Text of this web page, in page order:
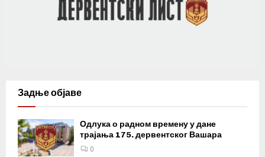
Задње објаве
Одлука о радном времену у дане
трајања 175. дервентског Вашара
0